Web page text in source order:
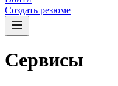
Создать резюме
Сервисы